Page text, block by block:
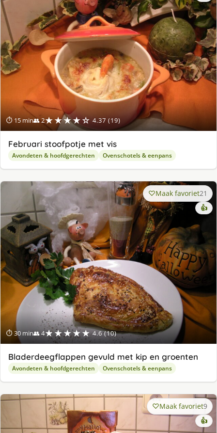
⏱ 15 min👥 2★★★★☆ 4.37 (19)
Februari stoofpotje met vis
Avondeten & hoofdgerechten Ovenschotels & eenpans
⏱ 30 min👥 4★★★★★ 4.6 (10)
Maak favoriet21
👍
Bladerdeegflappen gevuld met kip en groenten
Avondeten & hoofdgerechten Ovenschotels & eenpans
Maak favoriet9
👍